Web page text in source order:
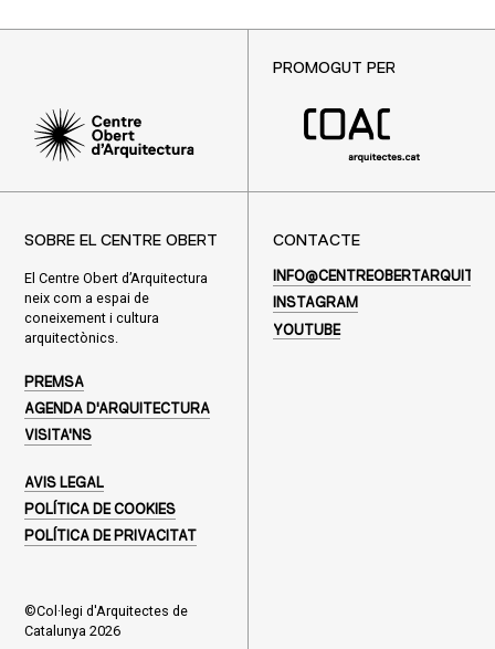
PROMOGUT PER
SOBRE EL CENTRE OBERT
El Centre Obert d’Arquitectura
neix com a espai de
coneixement i cultura
arquitectònics.
PREMSA
AGENDA D'ARQUITECTURA
VISITA'NS
AVIS LEGAL
POLÍTICA DE COOKIES
POLÍTICA DE PRIVACITAT
©Col·legi d'Arquitectes de
Catalunya 2026
CONTACTE
INSTAGRAM
YOUTUBE